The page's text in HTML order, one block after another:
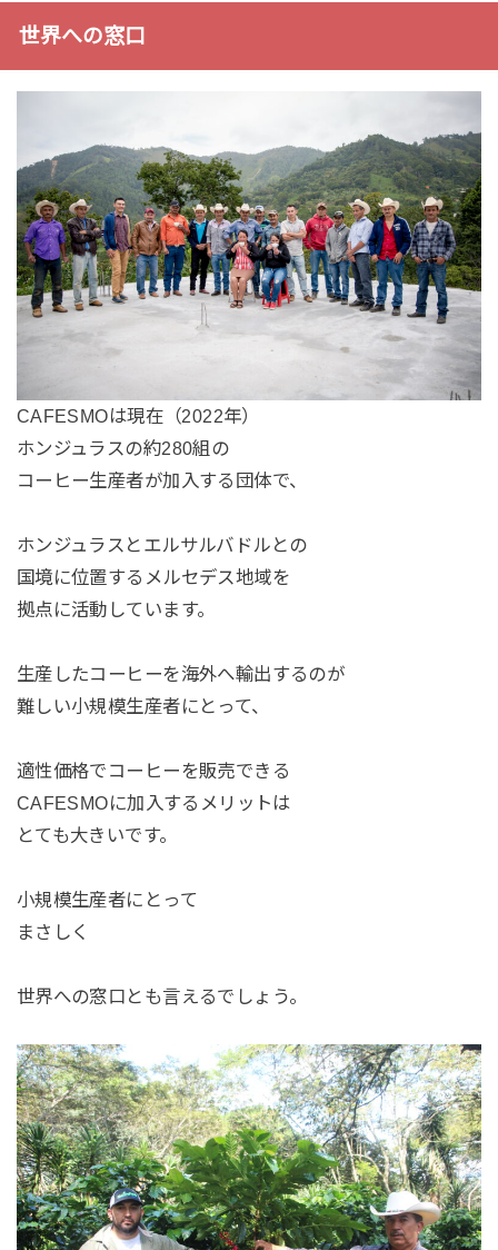
世界への窓口
CAFESMOは現在（2022年）
ホンジュラスの約280組の
コーヒー生産者が加入する団体で、
ホンジュラスとエルサルバドルとの
国境に位置するメルセデス地域を
拠点に活動しています。
生産したコーヒーを海外へ輸出するのが
難しい小規模生産者にとって、
適性価格でコーヒーを販売できる
CAFESMOに加入するメリットは
とても大きいです。
小規模生産者にとって
まさしく
世界への窓口とも言えるでしょう。